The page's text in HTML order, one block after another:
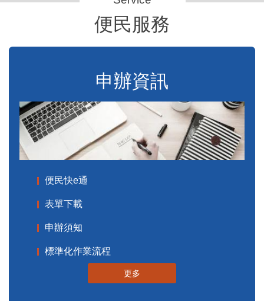
便民服務
申辦資訊
便民快e通
表單下載
申辦須知
標準化作業流程
更多